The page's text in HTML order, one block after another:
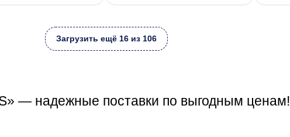
Загрузить ещё 16 из 106
— надежные поставки по выгодным ценам!